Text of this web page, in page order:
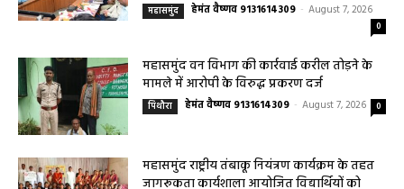
महासमुंद हेमंत वैष्णव 9131614309 - August 7, 2026
0
महासमुंद वन विभाग की कार्रवाई करील तोड़ने के
मामले में आरोपी के विरुद्ध प्रकरण दर्ज
पिथौरा हेमंत वैष्णव 9131614309 - August 7, 2026 0
महासमुंद राष्ट्रीय तंबाकू नियंत्रण कार्यक्रम के तहत
जागरूकता कार्यशाला आयोजित विद्यार्थियों को